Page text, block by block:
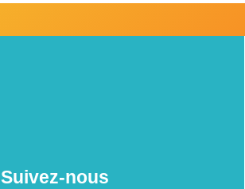
Suivez-nous